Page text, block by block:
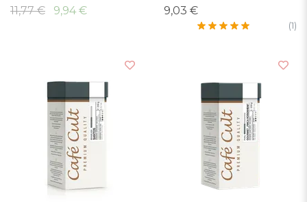
11,77 €
9,94 €
9,03 €
(1)